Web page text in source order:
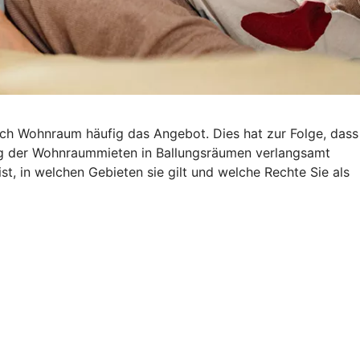
Wohnraum häufig das Angebot. Dies hat zur Folge, dass
Wohnraummieten in Ballungsräumen verlangsamt
in welchen Gebieten sie gilt und welche Rechte Sie als